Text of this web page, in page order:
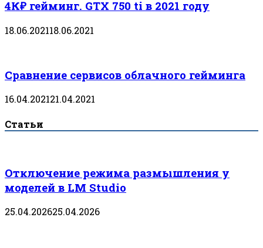
4К₽ гейминг. GTX 750 ti в 2021 году
18.06.202118.06.2021
Сравнение сервисов облачного гейминга
16.04.202121.04.2021
Статьи
Отключение режима размышления у
моделей в LM Studio
25.04.202625.04.2026